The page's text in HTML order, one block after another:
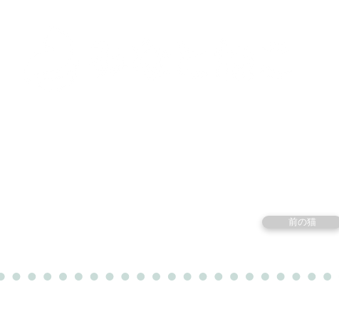
前の猫